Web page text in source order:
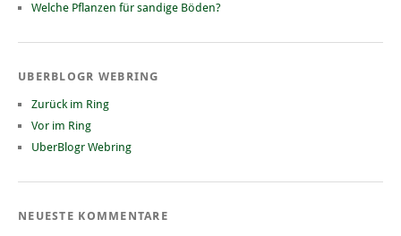
Welche Pflanzen für sandige Böden?
UBERBLOGR WEBRING
Zurück im Ring
Vor im Ring
UberBlogr Webring
NEUESTE KOMMENTARE